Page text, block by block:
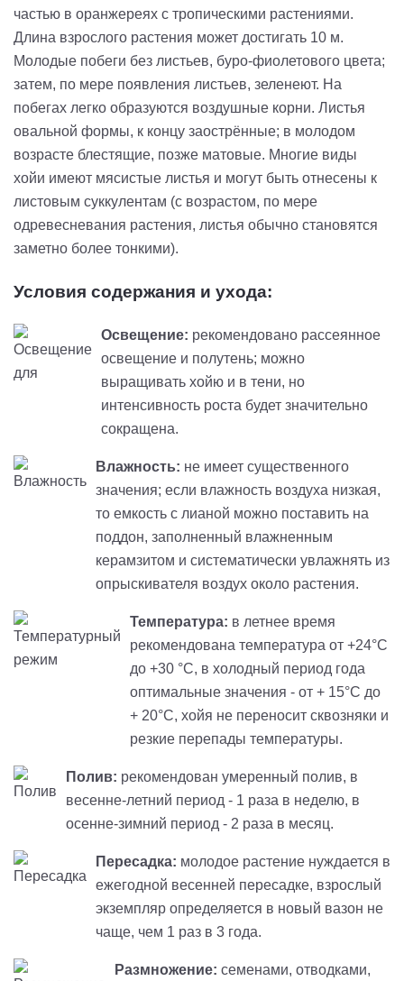
частью в оранжереях с тропическими растениями.
Длина взрослого растения может достигать 10 м.
Молодые побеги без листьев, буро-фиолетового цвета;
затем, по мере появления листьев, зеленеют. На
побегах легко образуются воздушные корни. Листья
овальной формы, к концу заострённые; в молодом
возрасте блестящие, позже матовые. Многие виды
хойи имеют мясистые листья и могут быть отнесены к
листовым суккулентам (с возрастом, по мере
одревесневания растения, листья обычно становятся
заметно более тонкими).
Условия содержания и ухода:
Освещение: рекомендовано рассеянное
освещение и полутень; можно
выращивать хойю и в тени, но
интенсивность роста будет значительно
сокращена.
Влажность: не имеет существенного
значения; если влажность воздуха низкая,
то емкость с лианой можно поставить на
поддон, заполненный влажненным
керамзитом и систематически увлажнять из
опрыскивателя воздух около растения.
Температура: в летнее время
рекомендована температура от +24°С
до +30 °С, в холодный период года
оптимальные значения - от + 15°С до
+ 20°С, хойя не переносит сквозняки и
резкие перепады температуры.
Полив: рекомендован умеренный полив, в
весенне-летний период - 1 раза в неделю, в
осенне-зимний период - 2 раза в месяц.
Пересадка: молодое растение нуждается в
ежегодной весенней пересадке, взрослый
экземпляр определяется в новый вазон не
чаще, чем 1 раз в 3 года.
Размножение: семенами, отводками,